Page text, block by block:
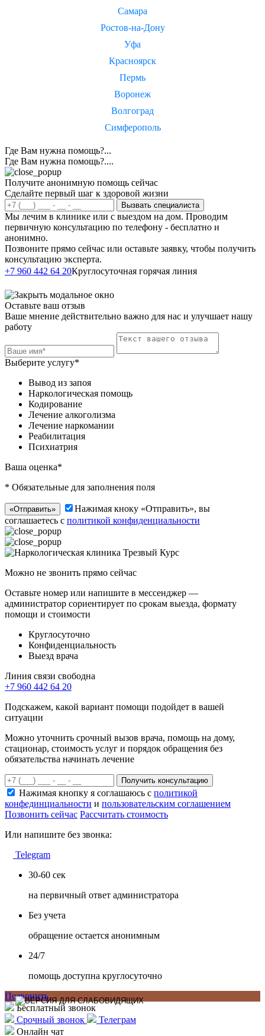
Самара
Ростов-на-Дону
Уфа
Красноярск
Пермь
Воронеж
Волгоград
Симферополь
Где Вам нужна помощь?...
Где Вам нужна помощь?....
Получите анонимную помощь сейчас
Сделайте первый шаг к здоровой жизни
Вызвать специалиста
Мы лечим в клинике или с выездом на дом. Проводим
первичную консультацию по телефону - бесплатно и
анонимно.
Позвоните прямо сейчас или оставьте заявку, чтобы получить
консультацию эксперта.
+7 960 442 64 20Круглосуточная горячая линия
Оставьте ваш отзыв
Ваше мнение действительно важно для нас и улучшает нашу
работу
Выберите услугу*
Вывод из запоя
Наркологическая помощь
Кодирование
Лечение алкоголизма
Лечение наркомании
Реабилитация
Психиатрия
Ваша оценка*
* Обязательные для заполнения поля
«Отправить»
Нажимая кноку «Отправить», вы
соглашаетесь с политикой конфиденциальности
Можно не звонить прямо сейчас
Оставьте номер или напишите в мессенджер —
администратор сориентирует по срокам выезда, формату
помощи и стоимости
Круглосуточно
Конфиденциальность
Выезд врача
Линия связи свободна
+7 960 442 64 20
Подскажем, какой вариант помощи подойдет в вашей
ситуации
Можно уточнить срочный вызов врача, помощь на дому,
стационар, стоимость услуг и порядок обращения без
обязательства начинать лечение
Получить консультацию
Нажимая кнопку я соглашаюсь с политикой
конфединциальности и пользовательским соглашением
Позвонить сейчас Рассчитать стоимость
Или напишите без звонка:
Telegram
30-60 сек
на первичный ответ администратора
Без учета
обращение остается анонимным
24/7
помощь доступна круглосуточно
Позвонить
Бесплатный звонок
Срочный звонок
Телеграм
Онлайн чат